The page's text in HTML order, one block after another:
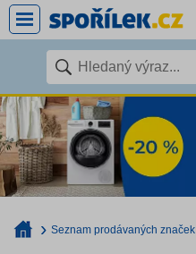
Seznam prodávaných značek